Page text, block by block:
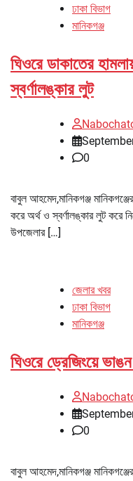
ঢাকা বিভাগ
মানিকগঞ্জ
ঘিওরে ডাকাতের
স্বর্ণালঙ্কার লুট
0
বাবুল আহমেদ,মানিকগঞ্জ
করে অর্থ ও স্বর্ণালঙ্কার লুট করে
উপজেলার […]
জেলার খবর
ঢাকা বিভাগ
মানিকগঞ্জ
ঘিওরে ড্রেজিংয়ে
0
বাবুল আহমেদ,মানিকগঞ্জ